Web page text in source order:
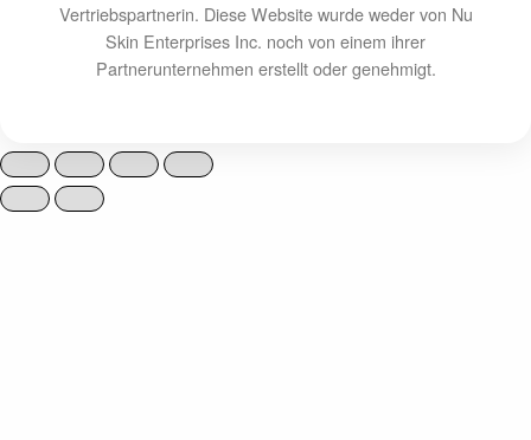
Vertriebspartnerin. Diese Website wurde weder von Nu
Skin Enterprises Inc. noch von einem ihrer
Partnerunternehmen erstellt oder genehmigt.